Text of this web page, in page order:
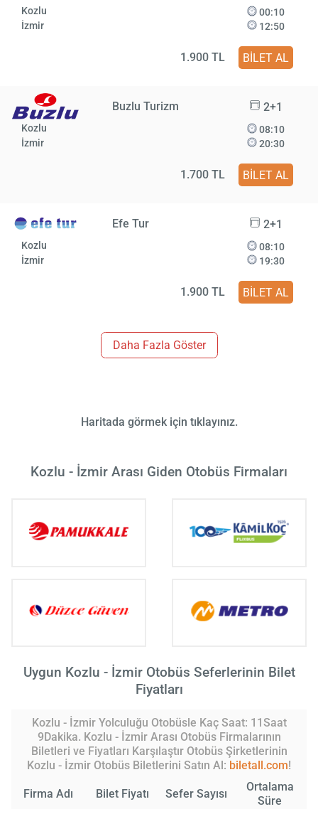
Kozlu
İzmir
00:10
12:50
1.900 TL BİLET AL
Buzlu Turizm 2+1
Kozlu
İzmir
08:10
20:30
1.700 TL BİLET AL
Efe Tur 2+1
Kozlu
İzmir
08:10
19:30
1.900 TL BİLET AL
Daha Fazla Göster
Haritada görmek için tıklayınız.
Kozlu - İzmir Arası Giden Otobüs Firmaları
Uygun Kozlu - İzmir Otobüs Seferlerinin Bilet
Fiyatları
Kozlu - İzmir Yolculuğu Otobüsle Kaç Saat: 11Saat
9Dakika. Kozlu - İzmir Arası Otobüs Firmalarının
Biletleri ve Fiyatları Karşılaştır Otobüs Şirketlerinin
Kozlu - İzmir Otobüs Biletlerini Satın Al: biletall.com!
Firma Adı Bilet Fiyatı Sefer Sayısı
Ortalama
Süre